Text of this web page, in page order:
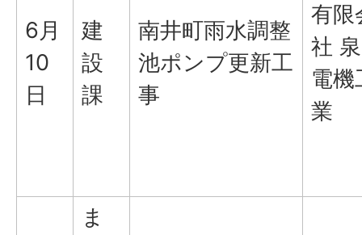
6月
10
日
建
設
課
南井町雨水調整
池ポンプ更新工
事
有限
社 泉
電機
業
ま